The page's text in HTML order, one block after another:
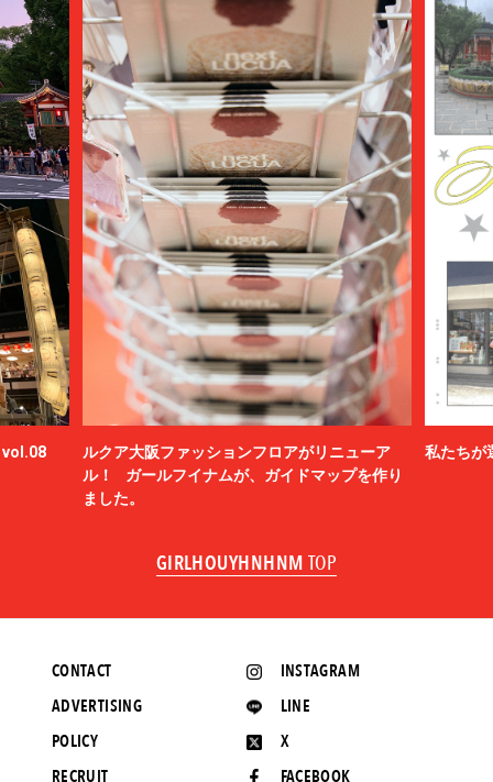
vol.08
ルクア大阪ファッションフロアがリニューア
ル！ ガールフイナムが、ガイドマップを作り
ました。
私たちが
GIRLHOUYHNHNM TOP
INSTAGRAM
LINE
X
FACEBOOK
CONTACT
ADVERTISING
POLICY
RECRUIT